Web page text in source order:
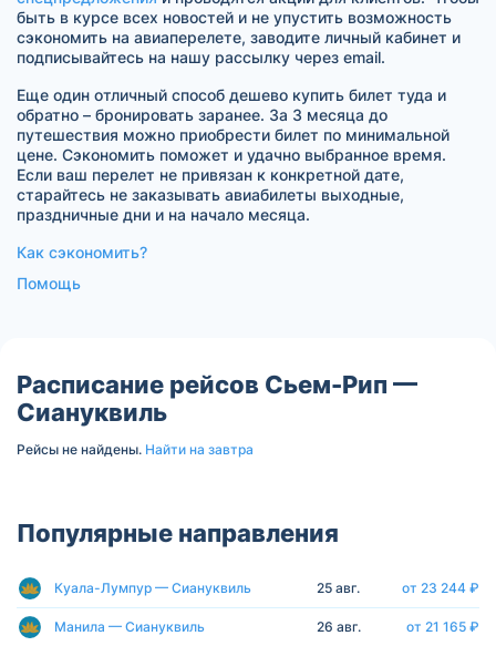
быть в курсе всех новостей и не упустить возможность
сэкономить на авиаперелете, заводите личный кабинет и
подписывайтесь на нашу рассылку через email.
Еще один отличный способ дешево купить билет туда и
обратно – бронировать заранее. За 3 месяца до
путешествия можно приобрести билет по минимальной
цене. Сэкономить поможет и удачно выбранное время.
Если ваш перелет не привязан к конкретной дате,
старайтесь не заказывать авиабилеты выходные,
праздничные дни и на начало месяца.
Как сэкономить?
Помощь
Расписание рейсов Сьем-Рип —
Сиануквиль
Рейсы не найдены. Найти на завтра
Популярные направления
Куала-Лумпур — Сиануквиль 25 авг. от 23 244 ₽
Манила — Сиануквиль 26 авг. от 21 165 ₽